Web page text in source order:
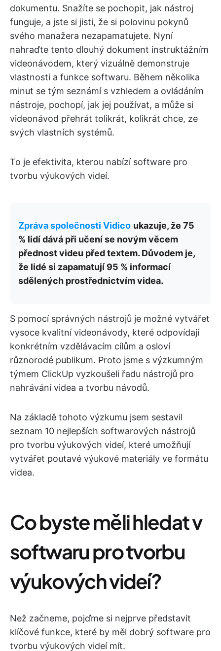
dokumentu. Snažíte se pochopit, jak nástroj
funguje, a jste si jisti, že si polovinu pokynů
svého manažera nezapamatujete. Nyní
nahraďte tento dlouhý dokument instruktážním
videonávodem, který vizuálně demonstruje
vlastnosti a funkce softwaru. Během několika
minut se tým seznámí s vzhledem a ovládáním
nástroje, pochopí, jak jej používat, a může si
videonávod přehrát tolikrát, kolikrát chce, ze
svých vlastních systémů.
To je efektivita, kterou nabízí software pro
tvorbu výukových videí.
Zpráva společnosti Vidico ukazuje, že 75
% lidí dává při učení se novým věcem
přednost videu před textem. Důvodem je,
že lidé si zapamatují 95 % informací
sdělených prostřednictvím videa.
S pomocí správných nástrojů je možné vytvářet
vysoce kvalitní videonávody, které odpovídají
konkrétním vzdělávacím cílům a osloví
různorodé publikum. Proto jsme s výzkumným
týmem ClickUp vyzkoušeli řadu nástrojů pro
nahrávání videa a tvorbu návodů.
Na základě tohoto výzkumu jsem sestavil
seznam 10 nejlepších softwarových nástrojů
pro tvorbu výukových videí, které umožňují
vytvářet poutavé výukové materiály ve formátu
videa.
Co byste měli hledat v
softwaru pro tvorbu
výukových videí?
Než začneme, pojďme si nejprve představit
klíčové funkce, které by měl dobrý software pro
tvorbu výukových videí mít.